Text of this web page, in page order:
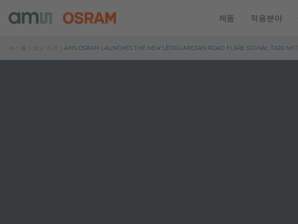
제품 적용분야
뉴스룸 보도 자료 AMS OSRAM LAUNCHES THE NEW LEDGUARDIAN ROAD FLARE SIGNAL TA20 NXT